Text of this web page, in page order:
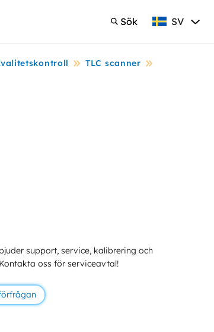
Sök
Sök Svenska
SV
TLC scanner
support, service, kalibrering och
oss för serviceavtal!